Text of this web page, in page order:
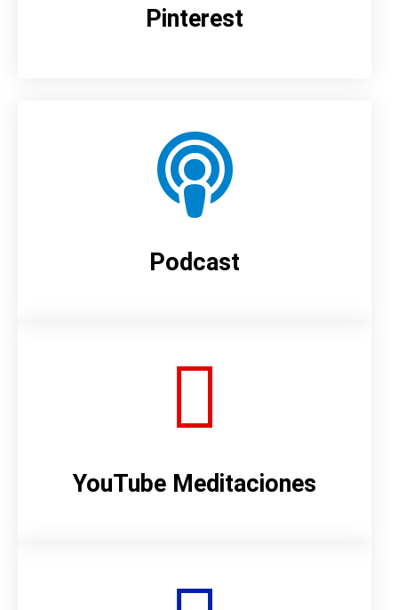
Pinterest
Podcast
YouTube Meditaciones